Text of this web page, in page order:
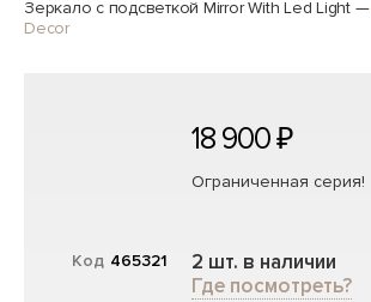
Зеркало с подсветкой Mirror With Led Light—
Decor
Код 465321
18 900 ₽
Ограниченная серия!
2 шт. в наличии
Где посмотреть?